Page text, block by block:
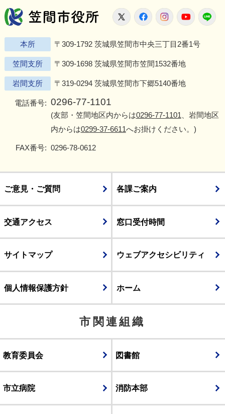
笠間市役所
X FacebookInstagram
本所 〒309-1792 茨城県笠間市中央三丁目2番1号
笠間支所 〒309-1698 茨城県笠間市笠間1532番地
岩間支所 〒319-0294 茨城県笠間市下郷5140番地
電話番号: 0296-77-1101
(友部・笠間地区内からは0296-77-1101、岩間地区
内からは0299-37-6611へお掛けください。)
FAX番号: 0296-78-0612
ご意見・ご質問 各課ご案内
交通アクセス 窓口受付時間
サイトマップ ウェブアクセシビリティ
個人情報保護方針 ホーム
市関連組織
教育委員会 図書館
市立病院 消防本部